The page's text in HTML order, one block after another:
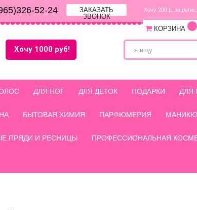
52-24
ЗАКАЗАТЬ
ЗВОНОК
Хочу 200 р. за
КОРЗИНА
Хочу 1000 руб!
ДЛЯ НОГ ДЛЯ ДЕТОК ПОДАРКИ ДЛЯ
БЫТОВАЯ ХИМИЯ ПАРФЮМЕРИЯ
ПРЯДИ И РЕСНИЦЫ ПРОФЕССИОНАЛЬНАЯ